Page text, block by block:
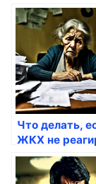
показания
приборов
Что делать,
ЖКХ не
на жалобы
жильцов по